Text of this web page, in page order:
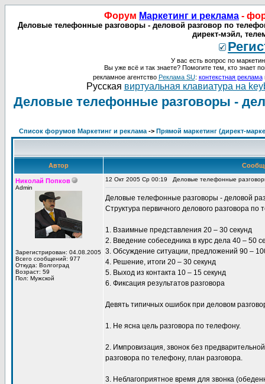
Форум Маркетинг и реклама -
Деловые телефонные разговоры - деловой разговор по
директ-мэйл,
У вас есть вопрос по
Вы уже всё и так знаете? Помогите тем, кто знает
рекламное агентство Реклама SU: контекстная реклама
Русская виртуальная клавиатура на
Деловые телефонные разговоры -
Список форумов Маркетинг и реклама -> Прямой маркетинг (директ-
Автор
Николай Попков
Admin
Зарегистрирован: 04.08.2005
Всего сообщений: 977
Откуда: Волгоград
Возраст: 59
Пол: Мужской
12 Окт 2005 Ср 00:19 Деловые телефонные
Деловые телефонные разговоры - деловой
Структура первичного делового разговора по
1. Взаимные представления 20 – 30 секунд
2. Введение собеседника в курс дела 40 – 50
3. Обсуждение ситуации, предложений 90 –
4. Решение, итоги 20 – 30 секунд
5. Выход из контакта 10 – 15 секунд
6. Фиксация результатов разговора
Девять типичных ошибок при деловом
1. Не ясна цель разговора по телефону.
2. Импровизация, звонок без
разговора по телефону, план разговора.
3. Неблагоприятное время для звонка